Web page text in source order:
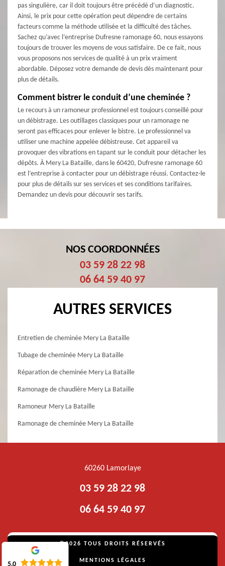
pas singulière, car il doit toujours être précédé d’un diagnostic.
Ainsi, le prix pour cette opération peut dépendre de certains
facteurs comme la méthode utilisée et la difficulté des tâches.
Sachez qu’avec l’entreprise Dufresne ramonage 60, nous essayons
toujours de trouver les moyens de vous satisfaire. De ce fait, nous
vous proposons nos services de qualité à un prix vraiment
abordable. Déposez votre demande de devis dès maintenant pour
plus de détails.
Comment bistrer le conduit d’une cheminée ?
Le recours à un ramoneur professionnel est toujours conseillé pour
un débistrage. Les outillages classiques pour un ramonage ne
seront pas efficaces pour enlever le bistre. Le professionnel va
utiliser une machine appelée débistreuse. Cet appareil va
provoquer des vibrations en tapant sur le conduit pour détacher les
dépôts. À Mery La Bataille, dans le 60420, Dufresne ramonage 60
est l’entreprise à contacter pour un débistrage réussi. Contactez-le
pour plus de détails sur ses services et ses conditions tarifaires.
Demandez un devis pour découvrir ses tarifs.
NOS COORDONNÉES
03 59 28 22 98
06 64 59 40 97
AUTRES SERVICES
Entretien de cheminée Mery La Bataille
Tubage de cheminée Mery La Bataille
Réparation de cheminée Mery La Bataille
Ramonage de chaudière Mery La Bataille
Ramoneur Mery La Bataille
Ramonage de cheminée Mery La Bataille
60260 Lamorlaye
03 59 28 22 98
06 64 59 40 97
©2026 TOUS DROITS RÉSERVÉS
MENTIONS LÉGALES
5.0